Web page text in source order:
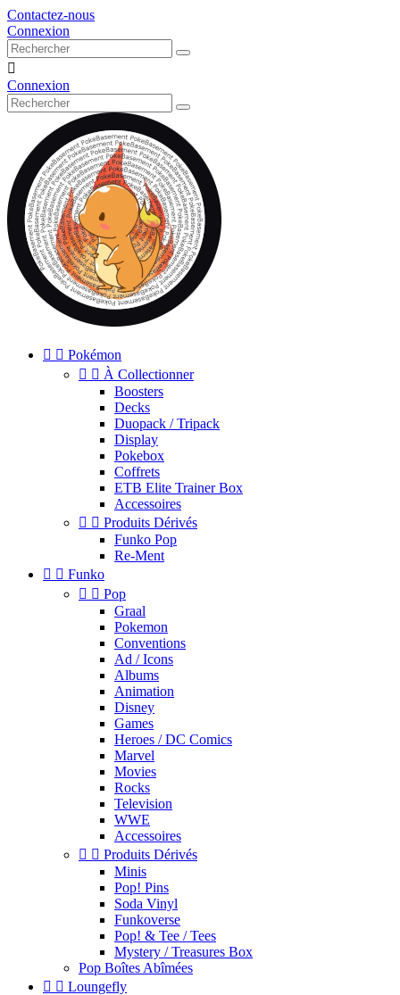
Contactez-nous
Connexion

Connexion
  Pokémon
  À Collectionner
Boosters
Decks
Duopack / Tripack
Display
Pokebox
Coffrets
ETB Elite Trainer Box
Accessoires
  Produits Dérivés
Funko Pop
Re-Ment
  Funko
  Pop
Graal
Pokemon
Conventions
Ad / Icons
Albums
Animation
Disney
Games
Heroes / DC Comics
Marvel
Movies
Rocks
Television
WWE
Accessoires
  Produits Dérivés
Minis
Pop! Pins
Soda Vinyl
Funkoverse
Pop! & Tee / Tees
Mystery / Treasures Box
Pop Boîtes Abîmées
  Loungefly